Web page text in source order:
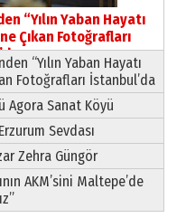
Şirin’e
“Yılın Yaban Hayatı
Çıkan Fotoğrafları
“Yılın Yaban Hayatı
Fotoğrafları İstanbul’da
Agora Sanat Köyü
Sevdası
Zehra Güngör
AKM’sini Maltepe’de